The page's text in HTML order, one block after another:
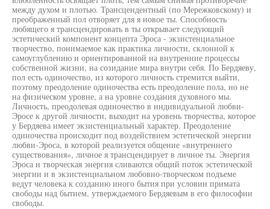
между духом и плотью. Трансцендентный (по Мережковскому) и
преображенный пол отворяет для я новое ты. Способность
любящего я трансцендировать в ты открывает следующий
эстетический компонент концепта Эроса - экзистенциальное
творчество, понимаемое как практика личности, склонной к
самоуглублению и ориентированной на внутренние процессы
собственной жизни, на созидание мира внутри себя. По Бердяеву,
пол есть одиночество, из которого личность стремится выйти,
поэтому преодоление одиночества есть преодоление пола, но не
на физическом уровне, а на уровне создания духовного мы.
Личность, преодолевая одиночество в индивидуальной любви-
Эросе к другой личности, выходит на уровень творчества, которое
у Бердяева имеет экзистенциальный характер. Преодоление
одиночества происходит под воздействием эстетической энергии
любви-Эроса, в которой реализуется общение «внутреннего
существования», личное я трансцендирует в личное ты. Энергия
Эроса и творческая энергия сливаются общий поток эстетической
энергии и в экзистенциальном любовно-творческом подъеме
ведут человека к созданию иного бытия при условии примата
свободы над бытием, утверждаемого Бердяевым в его философии
свободы.